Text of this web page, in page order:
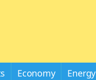
Economy Energy